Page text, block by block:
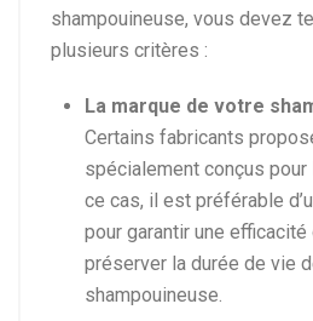
shampouineuse, vous devez
plusieurs critères :
La marque de votre
Certains fabricants
spécialement conçus
ce cas, il est préférable
pour garantir une
préserver la durée de vie
shampouineuse.